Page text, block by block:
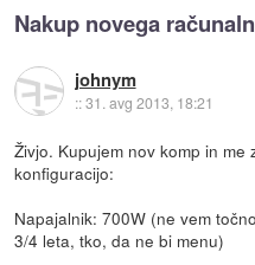
Nakup novega
johnym
::31. avg 2013, 18:21
Živjo. Kupujem nov komp in
konfiguracijo:
Napajalnik: 700W (ne vem
3/4 leta, tko, da ne bi menu)